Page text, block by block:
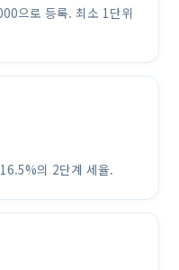
으로 등록. 최소 1단위
의 2단계 세율.